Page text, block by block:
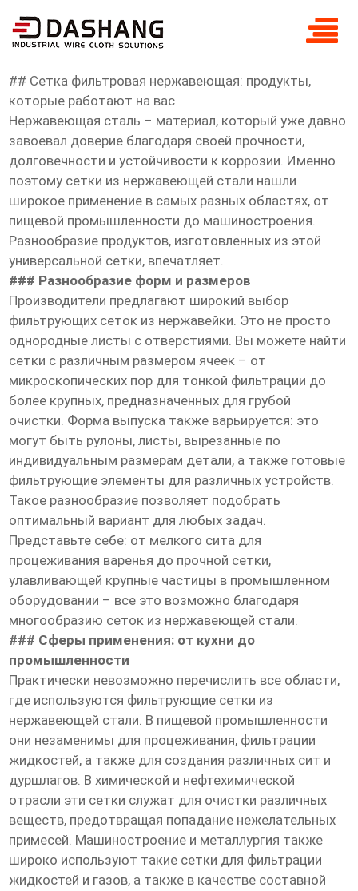
сетка фильтровая нержавеющая
продукты
## Сетка фильтровая нержавеющая: продукты,
которые работают на вас
Нержавеющая сталь – материал, который уже давно
завоевал доверие благодаря своей прочности,
долговечности и устойчивости к коррозии. Именно
поэтому сетки из нержавеющей стали нашли
широкое применение в самых разных областях, от
пищевой промышленности до машиностроения.
Разнообразие продуктов, изготовленных из этой
универсальной сетки, впечатляет.
### Разнообразие форм и размеров
Производители предлагают широкий выбор
фильтрующих сеток из нержавейки. Это не просто
однородные листы с отверстиями. Вы можете найти
сетки с различным размером ячеек – от
микроскопических пор для тонкой фильтрации до
более крупных, предназначенных для грубой
очистки. Форма выпуска также варьируется: это
могут быть рулоны, листы, вырезанные по
индивидуальным размерам детали, а также готовые
фильтрующие элементы для различных устройств.
Такое разнообразие позволяет подобрать
оптимальный вариант для любых задач.
Представьте себе: от мелкого сита для
процеживания варенья до прочной сетки,
улавливающей крупные частицы в промышленном
оборудовании – все это возможно благодаря
многообразию сеток из нержавеющей стали.
### Сферы применения: от кухни до
промышленности
Практически невозможно перечислить все области,
где используются фильтрующие сетки из
нержавеющей стали. В пищевой промышленности
они незаменимы для процеживания, фильтрации
жидкостей, а также для создания различных сит и
дуршлагов. В химической и нефтехимической
отрасли эти сетки служат для очистки различных
веществ, предотвращая попадание нежелательных
примесей. Машиностроение и металлургия также
широко используют такие сетки для фильтрации
жидкостей и газов, а также в качестве составной